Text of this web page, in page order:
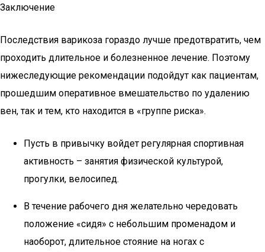
Заключение
Последствия варикоза гораздо лучше предотвратить, чем
проходить длительное и болезненное лечение. Поэтому
нижеследующие рекомендации подойдут как пациентам,
прошедшим оперативное вмешательство по удалению
вен, так и тем, кто находится в «группе риска».
Пусть в привычку войдет регулярная спортивная
активность – занятия физической культурой,
прогулки, велосипед.
В течение рабочего дня желательно чередовать
положение «сидя» с небольшим променадом и
наоборот, длительное стояние на ногах с